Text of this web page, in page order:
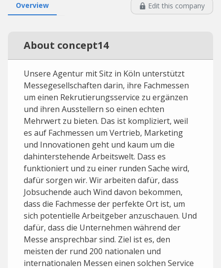
Overview Edit this company
About concept14
Unsere Agentur mit Sitz in Köln unterstützt
Messegesellschaften darin, ihre Fachmessen
um einen Rekrutierungsservice zu ergänzen
und ihren Ausstellern so einen echten
Mehrwert zu bieten. Das ist kompliziert, weil
es auf Fachmessen um Vertrieb, Marketing
und Innovationen geht und kaum um die
dahinterstehende Arbeitswelt. Dass es
funktioniert und zu einer runden Sache wird,
dafür sorgen wir. Wir arbeiten dafür, dass
Jobsuchende auch Wind davon bekommen,
dass die Fachmesse der perfekte Ort ist, um
sich potentielle Arbeitgeber anzuschauen. Und
dafür, dass die Unternehmen während der
Messe ansprechbar sind. Ziel ist es, den
meisten der rund 200 nationalen und
internationalen Messen einen solchen Service